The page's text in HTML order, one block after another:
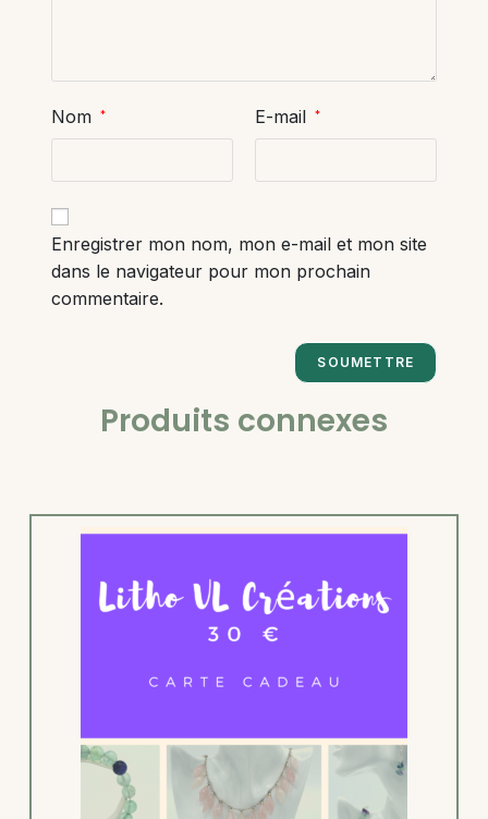
Nom * E-mail *
Enregistrer mon nom, mon e-mail et mon site
dans le navigateur pour mon prochain
commentaire.
Produits connexes